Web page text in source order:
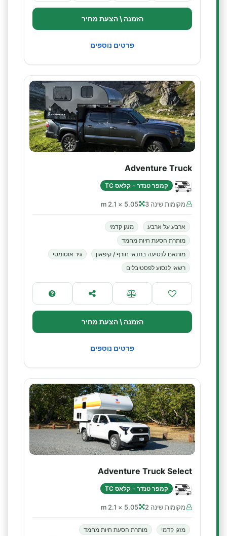
הזמנה \ הצעת מחיר
פרטים נוספים
Adventure Truck
קמפר טנדר - קלאס TC
מקומות שינה 3 5.05 × 2.1 m
ארבע על ארבע
מזגן קדמי
מותרת הסעת חיות מחמד
מותאם לנסיעה בתנאי חורף / קיפאון
גיר אוטומטי
רשאי לנסוע לפסטיבלים
הזמנה \ הצעת מחיר
פרטים נוספים
Adventure Truck Select
קמפר טנדר - קלאס TC
מקומות שינה 2 5.05 × 2.1 m
מזגן קדמי
מותרת הסעת חיות מחמד